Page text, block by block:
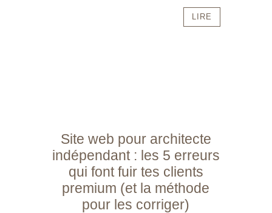
LIRE
Site web pour architecte
indépendant : les 5 erreurs
qui font fuir tes clients
premium (et la méthode
pour les corriger)